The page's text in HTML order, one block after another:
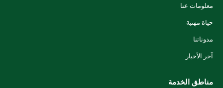
معلومات عنا
حياة مهنية
مدوناتنا
آخر الأخبار
مناطق الخدمة